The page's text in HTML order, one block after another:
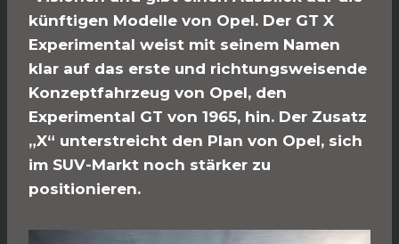
künftigen Modelle von Opel. Der GT X
Experimental weist mit seinem Namen
klar auf das erste und richtungsweisende
Konzeptfahrzeug von Opel, den
Experimental GT von 1965, hin. Der Zusatz
„X“ unterstreicht den Plan von Opel, sich
im SUV-Markt noch stärker zu
positionieren.